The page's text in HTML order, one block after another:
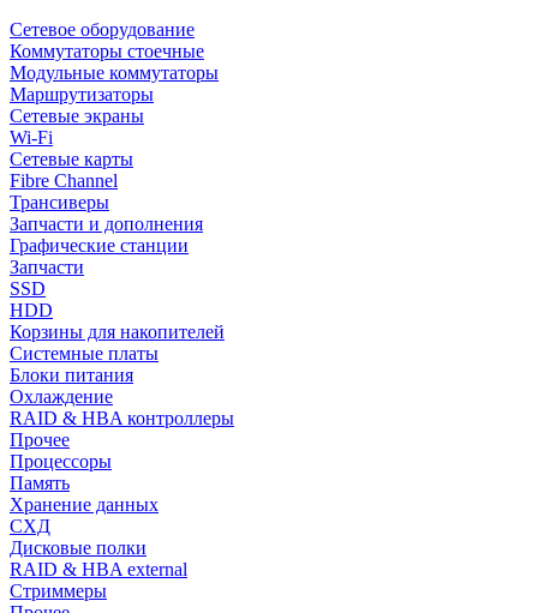
Сетевое оборудование
Коммутаторы стоечные
Модульные коммутаторы
Маршрутизаторы
Сетевые экраны
Wi-Fi
Сетевые карты
Fibre Channel
Трансиверы
Запчасти и дополнения
Графические станции
Запчасти
SSD
HDD
Корзины для накопителей
Системные платы
Блоки питания
Охлаждение
RAID & HBA контроллеры
Прочее
Процессоры
Память
Хранение данных
СХД
Дисковые полки
RAID & HBA external
Стриммеры